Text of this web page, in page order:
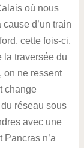
où nous
d’un train
cette fois-ci,
la traversée du
on ne ressent
change
réseau sous
avec une
Pancras n’a